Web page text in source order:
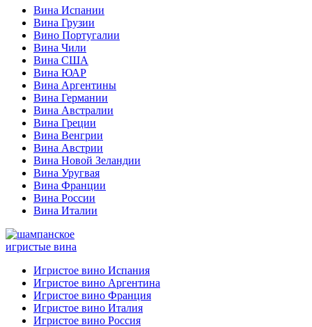
Вина Испании
Вина Грузии
Вино Португалии
Вина Чили
Вина США
Вина ЮАР
Вина Аргентины
Вина Германии
Вина Австралии
Вина Греции
Вина Венгрии
Вина Австрии
Вина Новой Зеландии
Вина Уругвая
Вина Франции
Вина России
Вина Италии
игристые вина
Игристое вино Испания
Игристое вино Аргентина
Игристое вино Франция
Игристое вино Италия
Игристое вино Россия